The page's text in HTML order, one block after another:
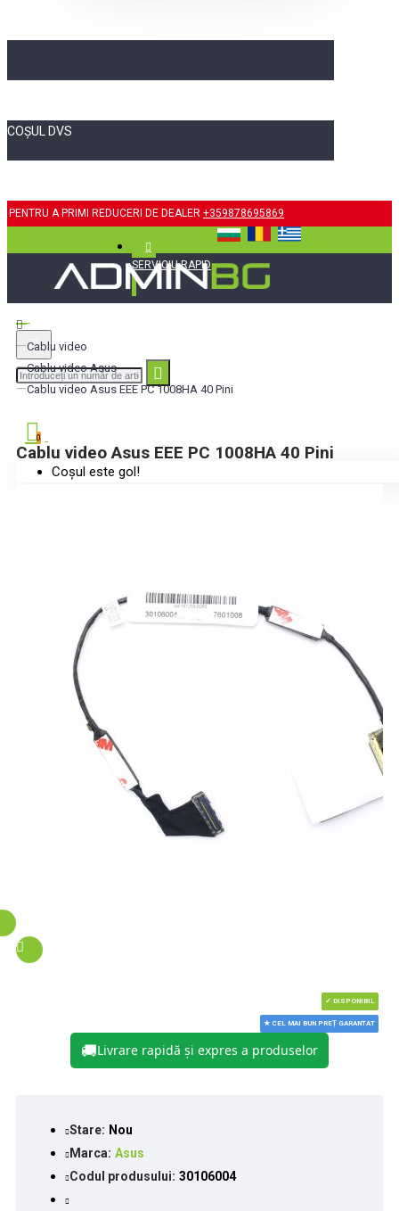
COȘUL DVS
PENTRU A PRIMI REDUCERI DE DEALER +359878695869
SERVICIU RAPID
0
Coșul este gol!
Cablu video
Cablu video Asus
Cablu video Asus EEE PC 1008HA 40 Pini
Cablu video Asus EEE PC 1008HA 40 Pini
✓ DISPONIBIL
★ CEL MAI BUN PREȚ GARANTAT
🚚Livrare rapidă și expres a produselor
Stare: Nou
Marca: Asus
Codul produsului: 30106004